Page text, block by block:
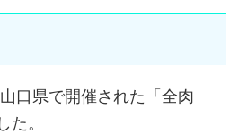
口県で開催された「全肉
た。